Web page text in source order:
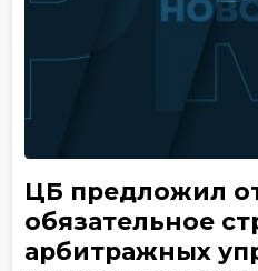
ЦБ предложил
обязательное
арбитражных